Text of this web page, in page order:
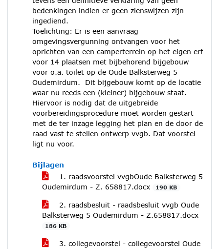
bedenkingen indien er geen zienswijzen zijn
ingediend.
Toelichting: Er is een aanvraag
omgevingsvergunning ontvangen voor het
oprichten van een camperterrein op het eigen erf
voor 14 plaatsen met bijbehorend bijgebouw
voor o.a. toilet op de Oude Balksterweg 5
Oudemirdum. Dit bijgebouw komt op de locatie
waar nu reeds een (kleiner) bijgebouw staat.
Hiervoor is nodig dat de uitgebreide
voorbereidingsprocedure moet worden gestart
met de ter inzage legging het plan en de door de
raad vast te stellen ontwerp vvgb. Dat voorstel
ligt nu voor.
Bijlagen
1. raadsvoorstel vvgbOude Balksterweg 5
Oudemirdum - Z. 658817.docx
190 KB
2. raadsbesluit - raadsbesluit vvgb Oude
Balksterweg 5 Oudemirdum - Z.658817.docx
186 KB
3. collegevoorstel - collegevoorstel Oude